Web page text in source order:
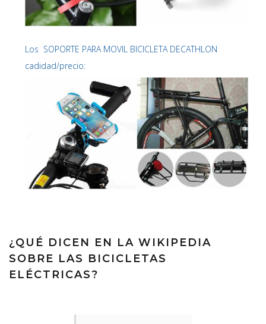
Los SOPORTE PARA MOVIL BICICLETA DECATHLON
cadidad/precio:
¿QUÉ DICEN EN LA WIKIPEDIA
SOBRE LAS BICICLETAS
ELÉCTRICAS?